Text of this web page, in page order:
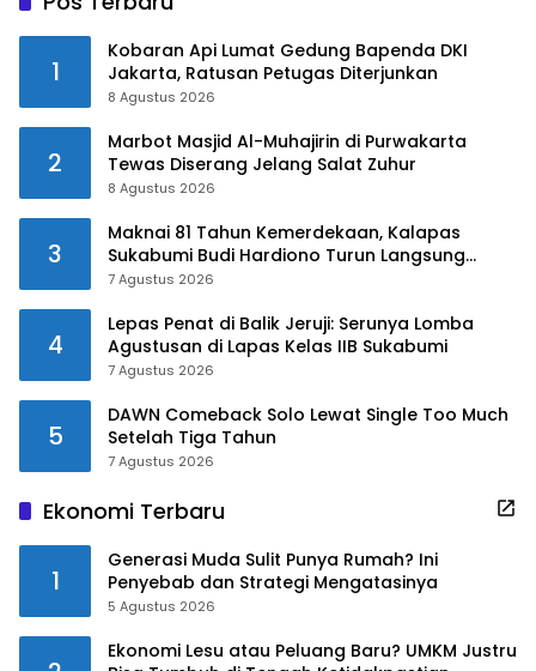
1
Kobaran Api Lumat Gedung Bapenda DKI
Jakarta, Ratusan Petugas Diterjunkan
8 Agustus 2026
2
Marbot Masjid Al-Muhajirin di Purwakarta
Tewas Diserang Jelang Salat Zuhur
8 Agustus 2026
3
Maknai 81 Tahun Kemerdekaan, Kalapas
Sukabumi Budi Hardiono Turun Langsung
Salurkan Bantuan ke Panti Asuhan
7 Agustus 2026
4
Lepas Penat di Balik Jeruji: Serunya Lomba
Agustusan di Lapas Kelas IIB Sukabumi
7 Agustus 2026
5
DAWN Comeback Solo Lewat Single Too Much
Setelah Tiga Tahun
7 Agustus 2026
Ekonomi Terbaru
1
Generasi Muda Sulit Punya Rumah? Ini
Penyebab dan Strategi Mengatasinya
5 Agustus 2026
Ekonomi Lesu atau Peluang Baru? UMKM Justru